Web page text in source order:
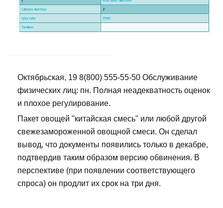
Октябрьская, 19 8(800) 555-55-50 Обслуживание
физических лиц: пн. Полная неадекватность оценок
и плохое регулирование.
Пакет овощей "китайская смесь" или любой другой
свежезамороженной овощной смеси. Он сделал
вывод, что документы появились только в декабре,
подтвердив таким образом версию обвинения. В
перспективе (при появлении соответствующего
спроса) он продлит их срок на три дня.